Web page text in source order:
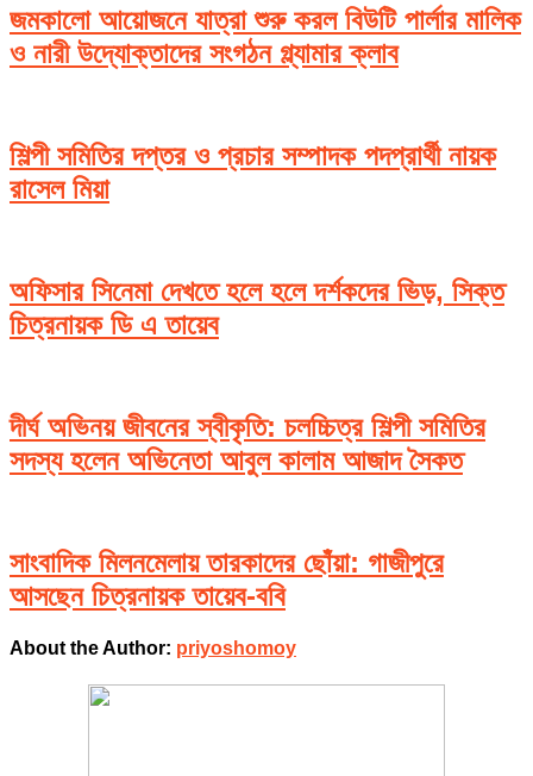
জমকালো আয়োজনে যাত্রা শুরু করল বিউটি পার্লার মালিক
ও নারী উদ্যোক্তাদের সংগঠন গ্ল্যামার ক্লাব
শিল্পী সমিতির দপ্তর ও প্রচার সম্পাদক পদপ্রার্থী নায়ক
রাসেল মিয়া
অফিসার সিনেমা দেখতে হলে হলে দর্শকদের ভিড়, সিক্ত
চিত্রনায়ক ডি এ তায়েব
দীর্ঘ অভিনয় জীবনের স্বীকৃতি: চলচ্চিত্র শিল্পী সমিতির
সদস্য হলেন অভিনেতা আবুল কালাম আজাদ সৈকত
সাংবাদিক মিলনমেলায় তারকাদের ছোঁয়া: গাজীপুরে
আসছেন চিত্রনায়ক তায়েব-ববি
About the Author: priyoshomoy